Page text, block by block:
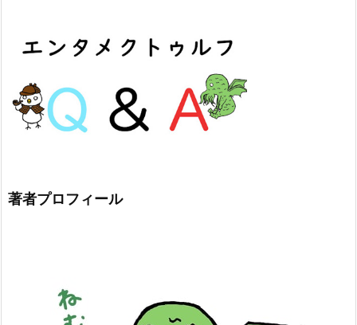
著者プロフィール